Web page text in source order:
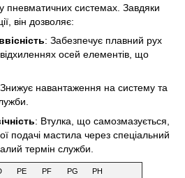
пневматичних системах. Завдяки
він дозволяє:
: Забезпечує плавний рух
осей елементів, що
навантаження на систему та
: Втулка, що самозмазується,
подачі мастила через спеціальний
термін служби.
PE PF PG PH